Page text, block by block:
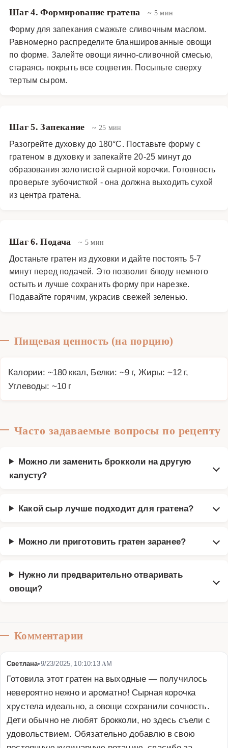
Шаг 4. Формирование гратена ~ 5 мин
Форму для запекания смажьте сливочным маслом.
Равномерно распределите бланшированные овощи
по форме. Залейте овощи яично-сливочной смесью,
стараясь покрыть все соцветия. Посыпьте сверху
тертым сыром.
Шаг 5. Запекание ~ 25 мин
Разогрейте духовку до 180°C. Поставьте форму с
гратеном в духовку и запекайте 20-25 минут до
образования золотистой сырной корочки. Готовность
проверьте зубочисткой - она должна выходить сухой
из центра гратена.
Шаг 6. Подача ~ 5 мин
Достаньте гратен из духовки и дайте постоять 5-7
минут перед подачей. Это позволит блюду немного
остыть и лучше сохранить форму при нарезке.
Подавайте горячим, украсив свежей зеленью.
Пищевая ценность (на порцию)
Калории: ~180 ккал, Белки: ~9 г, Жиры: ~12 г,
Углеводы: ~10 г
Часто задаваемые вопросы по рецепту
Можно ли заменить брокколи на другую
капусту?
Какой сыр лучше подходит для гратена?
Можно ли приготовить гратен заранее?
Нужно ли предварительно отваривать
овощи?
Комментарии
Светлана•9/23/2025, 10:10:13 AM
Готовила этот гратен на выходные — получилось
невероятно нежно и ароматно! Сырная корочка
хрустела идеально, а овощи сохранили сочность.
Дети обычно не любят брокколи, но здесь съели с
удовольствием. Обязательно добавлю в свою